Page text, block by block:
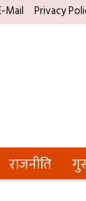
Mail Privacy
राजनीति